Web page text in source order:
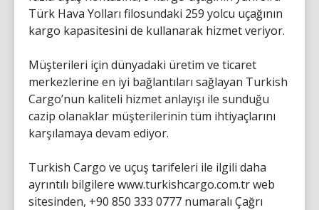
Türk Hava Yolları filosundaki 259 yolcu uçağının
kargo kapasitesini de kullanarak hizmet veriyor.
Müşterileri için dünyadaki üretim ve ticaret
merkezlerine en iyi bağlantıları sağlayan Turkish
Cargo’nun kaliteli hizmet anlayışı ile sunduğu
cazip olanaklar müşterilerinin tüm ihtiyaçlarını
karşılamaya devam ediyor.
Turkish Cargo ve uçuş tarifeleri ile ilgili daha
ayrıntılı bilgilere www.turkishcargo.com.tr web
sitesinden, +90 850 333 0777 numaralı Çağrı